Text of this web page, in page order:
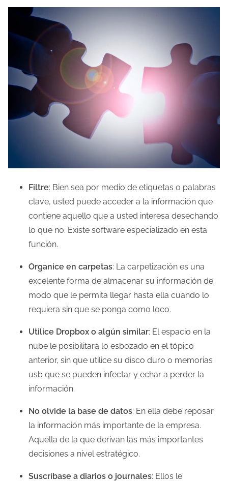
Filtre: Bien sea por medio de etiquetas o palabras
clave, usted puede acceder a la información que
contiene aquello que a usted interesa desechando
lo que no. Existe software especializado en esta
función.
Organice en carpetas: La carpetización es una
excelente forma de almacenar su información de
modo que le permita llegar hasta ella cuando lo
requiera sin que se ponga como loco.
Utilice Dropbox o algún similar: El espacio en la
nube le posibilitará lo esbozado en el tópico
anterior, sin que utilice su disco duro o memorias
usb que se pueden infectar y echar a perder la
información.
No olvide la base de datos: En ella debe reposar
la información más importante de la empresa.
Aquella de la que derivan las más importantes
decisiones a nivel estratégico.
Suscríbase a diarios o journales: Ellos le